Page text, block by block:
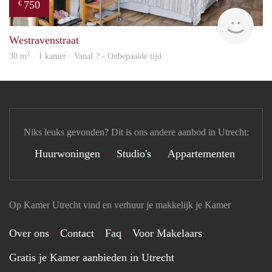
€ 750
Westravenstraat
30 m2 · 1 kamer · Vanaf ? - Onbepaalde tijd
Op Kamer Utrecht vind en verhuur je makkelijk je Kamer
Over ons Contact Faq
Voor Makelaars
Gratis je Kamer aanbieden in Utrecht
Niks leuks gevonden? Dit is ons andere aanbod in Utrecht:
Huurwoningen Studio's Appartementen